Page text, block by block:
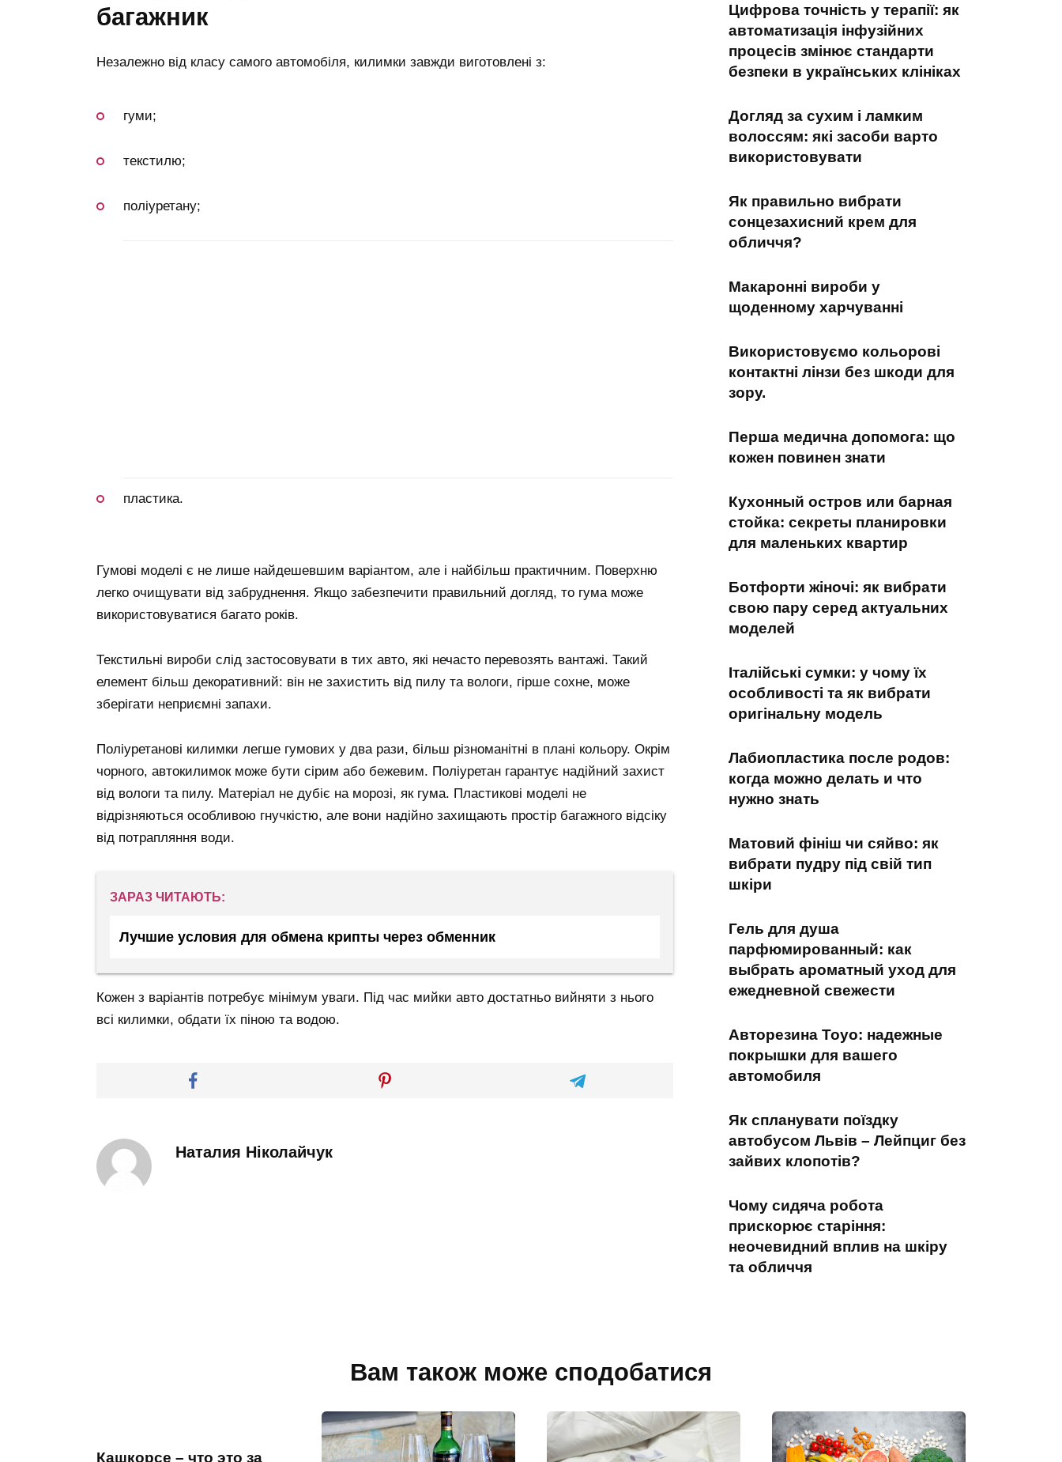
багажник
Незалежно від класу самого автомобіля, килимки завжди виготовлені з:
гуми;
текстилю;
поліуретану;
пластика.
Гумові моделі є не лише найдешевшим варіантом, але і найбільш практичним. Поверхню
легко очищувати від забруднення. Якщо забезпечити правильний догляд, то гума може
використовуватися багато років.
Текстильні вироби слід застосовувати в тих авто, які нечасто перевозять вантажі. Такий
елемент більш декоративний: він не захистить від пилу та вологи, гірше сохне, може
зберігати неприємні запахи.
Поліуретанові килимки легше гумових у два рази, більш різноманітні в плані кольору. Окрім
чорного, автокилимок може бути сірим або бежевим. Поліуретан гарантує надійний захист
від вологи та пилу. Матеріал не дубіє на морозі, як гума. Пластикові моделі не
відрізняються особливою гнучкістю, але вони надійно захищають простір багажного відсіку
від потрапляння води.
ЗАРАЗ ЧИТАЮТЬ:
Лучшие условия для обмена крипты через обменник
Кожен з варіантів потребує мінімум уваги. Під час мийки авто достатньо вийняти з нього
всі килимки, обдати їх піною та водою.
Наталия Ніколайчук
Цифрова точність у терапії: як
автоматизація інфузійних
процесів змінює стандарти
безпеки в українських клініках
Догляд за сухим і ламким
волоссям: які засоби варто
використовувати
Як правильно вибрати
сонцезахисний крем для
обличчя?
Макаронні вироби у
щоденному харчуванні
Використовуємо кольорові
контактні лінзи без шкоди для
зору.
Перша медична допомога: що
кожен повинен знати
Кухонный остров или барная
стойка: секреты планировки
для маленьких квартир
Ботфорти жіночі: як вибрати
свою пару серед актуальних
моделей
Італійські сумки: у чому їх
особливості та як вибрати
оригінальну модель
Лабиопластика после родов:
когда можно делать и что
нужно знать
Матовий фініш чи сяйво: як
вибрати пудру під свій тип
шкіри
Гель для душа
парфюмированный: как
выбрать ароматный уход для
ежедневной свежести
Авторезина Toyo: надежные
покрышки для вашего
автомобиля
Як спланувати поїздку
автобусом Львів – Лейпциг без
зайвих клопотів?
Чому сидяча робота
прискорює старіння:
неочевидний вплив на шкіру
та обличчя
Вам також може сподобатися
Кашкорсе – что это за